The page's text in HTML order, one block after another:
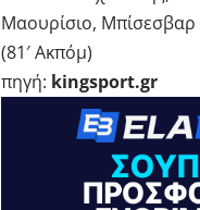
Μαουρίσιο, Μπίσεσβαρ
(81′ Ακπόμ)
πηγή: kingsport.gr